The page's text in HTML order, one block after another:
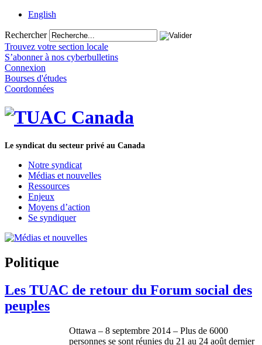
English
Rechercher
Trouvez votre section locale
S’abonner à nos cyberbulletins
Connexion
Bourses d'études
Coordonnées
Le syndicat du secteur privé au Canada
Notre syndicat
Médias et nouvelles
Ressources
Enjeux
Moyens d’action
Se syndiquer
Politique
Les TUAC de retour du Forum social des
peuples
Ottawa – 8 septembre 2014 – Plus de 6000
personnes se sont réunies du 21 au 24 août dernier